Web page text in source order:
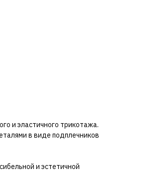
и эластичного трикотажа.
в виде подплечников
и эстетичной